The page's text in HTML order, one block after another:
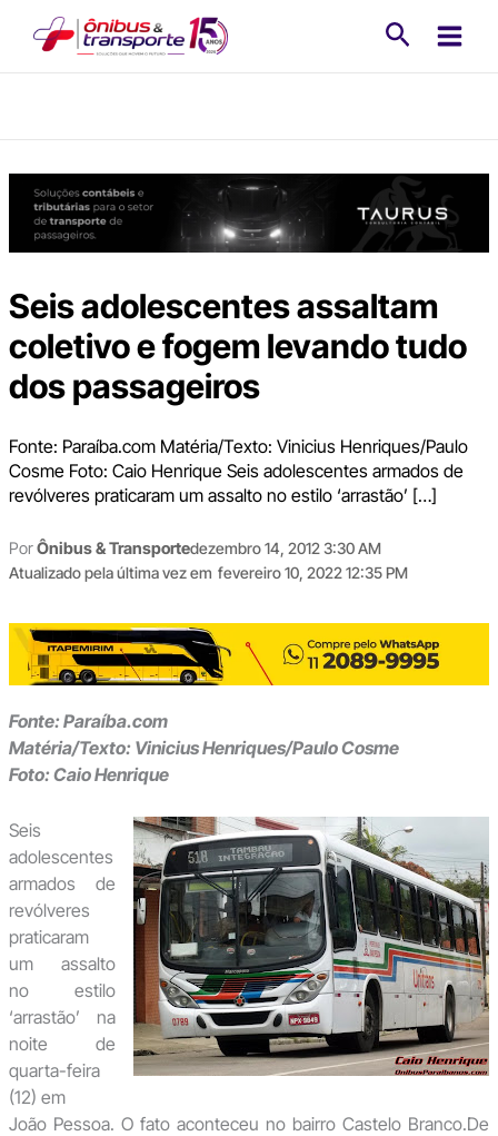
Seis adolescentes assaltam
coletivo e fogem levando tudo
dos passageiros
Fonte: Paraíba.com Matéria/Texto: Vinicius Henriques/Paulo
Cosme Foto: Caio Henrique Seis adolescentes armados de
revólveres praticaram um assalto no estilo ‘arrastão’ […]
PorÔnibus & Transportedezembro 14, 2012 3:30 AM
Atualizado pela última vez em fevereiro 10, 2022 12:35 PM
Fonte: Paraíba.com
Matéria/Texto: Vinicius Henriques/Paulo Cosme
Foto: Caio Henrique
Seis
adolescentes
armados de
revólveres
praticaram
um assalto
no estilo
‘arrastão’ na
noite de
quarta-feira
(12) em
João Pessoa. O fato aconteceu no bairro Castelo Branco.De